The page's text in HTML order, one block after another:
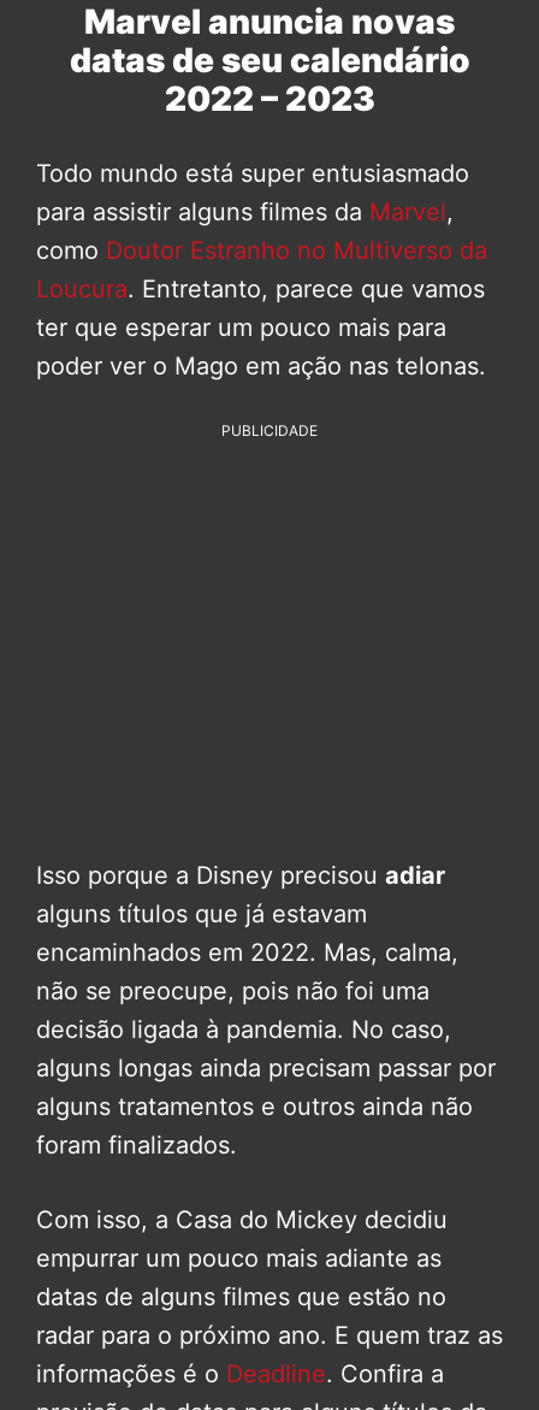
Marvel anuncia novas
datas de seu calendário
2022 – 2023
Todo mundo está super entusiasmado
para assistir alguns filmes da Marvel,
como Doutor Estranho no Multiverso da
Loucura. Entretanto, parece que vamos
ter que esperar um pouco mais para
poder ver o Mago em ação nas telonas.
PUBLICIDADE
Isso porque a Disney precisou adiar
alguns títulos que já estavam
encaminhados em 2022. Mas, calma,
não se preocupe, pois não foi uma
decisão ligada à pandemia. No caso,
alguns longas ainda precisam passar por
alguns tratamentos e outros ainda não
foram finalizados.
Com isso, a Casa do Mickey decidiu
empurrar um pouco mais adiante as
datas de alguns filmes que estão no
radar para o próximo ano. E quem traz as
informações é o Deadline. Confira a